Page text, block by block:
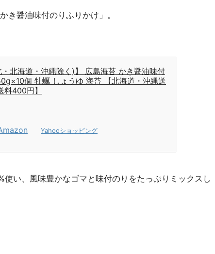
き醤油味付のりふりかけ」。
・北海道・沖縄除く)】 広島海苔 かき醤油味付
個 牡蠣 しょうゆ 海苔 【北海道・沖縄送
400円】
Yahooショッピング
い、風味豊かなゴマと味付のりをたっぷりミックスし